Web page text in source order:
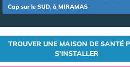
Cap sur le SUD, à MIRAMAS
TROUVER UNE MAISON DE SANTÉ
S'INSTALLER